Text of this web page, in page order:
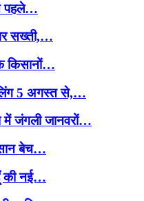
पहले…
पर सख्ती,…
किसानों…
5 अगस्त से,…
में जंगली जानवरों…
बेच…
की नई…